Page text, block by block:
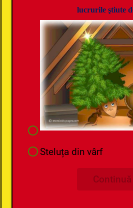
lucrurile ştiute
Steluța din vârf
Continuă